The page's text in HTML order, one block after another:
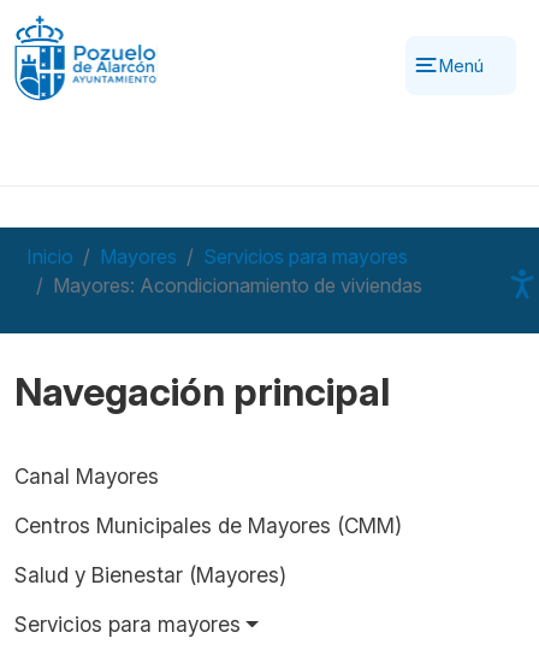
Pasar al contenido principal
Menú
Inicio Mayores
Servicios para mayores
Mayores: Acondicionamiento de viviendas
Navegación principal
Canal Mayores
Centros Municipales de Mayores (CMM)
Salud y Bienestar (Mayores)
Servicios para mayores